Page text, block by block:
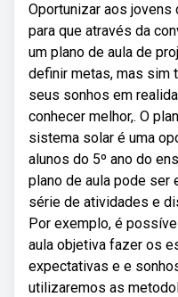
Oportunizar aos
para que através da
um plano de aula de
definir metas, mas sim
seus sonhos em
conhecer melhor,. O
sistema solar é uma
alunos do 5º ano do
plano de aula pode ser
série de atividades e
Por exemplo, é
aula objetiva fazer os
expectativas e e
utilizaremos as